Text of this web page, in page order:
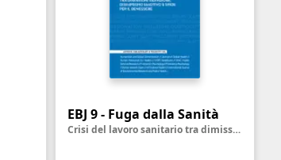
EBJ 9 - Fuga dalla Sanità
Crisi del lavoro sanitario tra dimissioni silenziose, disimpegno emotivo e sfide per il benessere